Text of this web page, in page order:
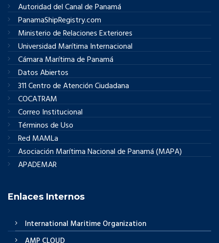
Autoridad del Canal de Panamá
PanamaShipRegistry.com
Ministerio de Relaciones Exteriores
Universidad Marítima Internacional
Cámara Marítima de Panamá
Datos Abiertos
311 Centro de Atención Ciudadana
COCATRAM
Correo Institucional
Términos de Uso
Red MAMLa
Asociación Marítima Nacional de Panamá (MAPA)
APADEMAR
Enlaces Internos
International Maritime Organization